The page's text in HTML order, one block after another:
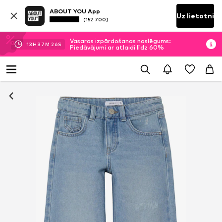
ABOUT YOU App
(152 700) Uz lietotni
13H 37M 25S
Vasaras izpārdošanas noslēgums:
Piedāvājumi ar atlaidi līdz 60%